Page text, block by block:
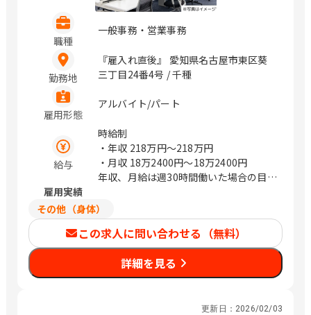
職種
一般事務・営業事務
勤務地
『雇入れ直後』 愛知県名古屋市東区葵
三丁目24番4号 / 千種
雇用形態
アルバイト/パート
給与
時給制
・年収 218万円〜218万円
・月収 18万2400円〜18万2400円
年収、月給は週30時間働いた場合の目安
雇用実績
その他（身体）
この求人に問い合わせる（無料）
詳細を見る
更新日： 2026/02/03